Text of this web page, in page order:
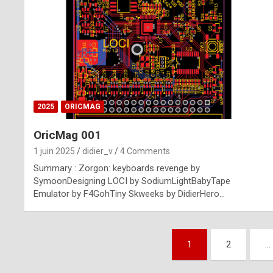
2025 ORICMAG
OricMag 001
1 juin 2025 didier_v 4 Comments
Summary : Zorgon: keyboards revenge by
SymoonDesigning LOCI by SodiumLightBabyTape
Emulator by F4GohTiny Skweeks by DidierHero…
1 2 …